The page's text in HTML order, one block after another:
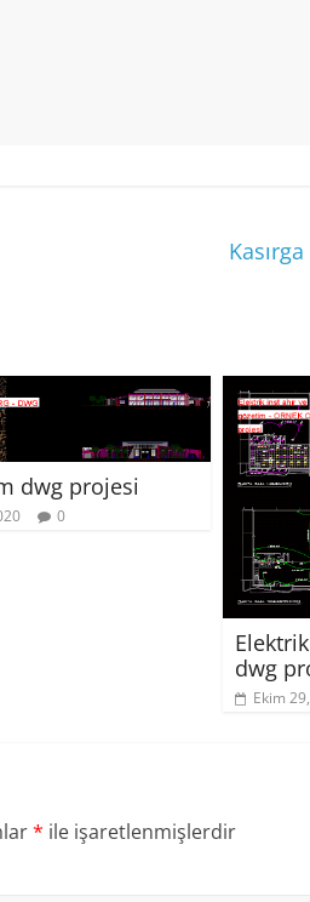
dwg projesi
0
dwg
Ekim
* ile işaretlenmişlerdir